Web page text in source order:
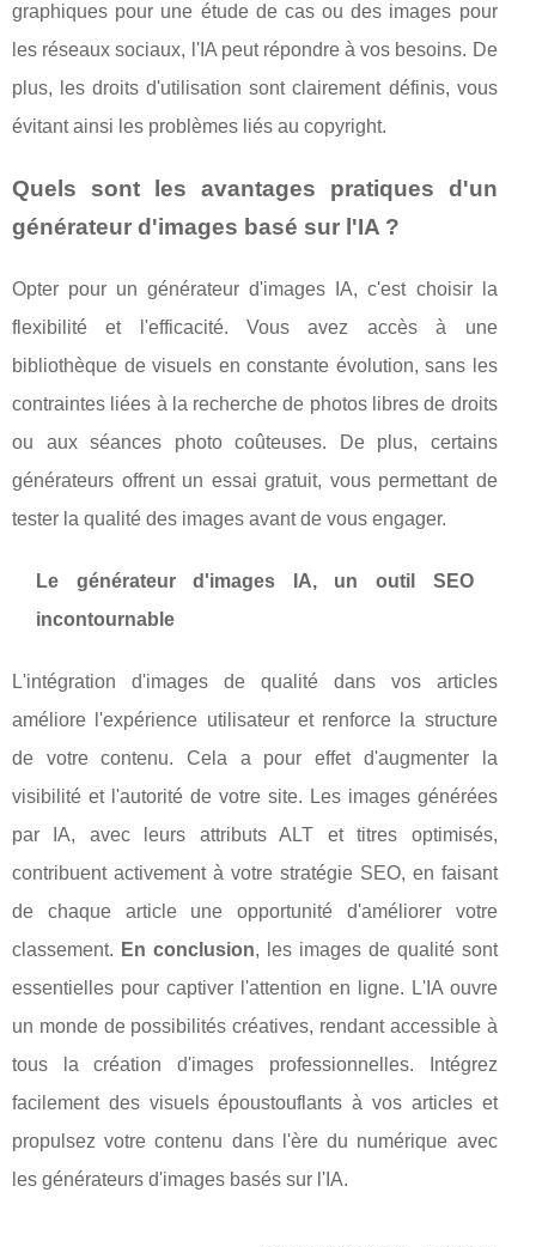
graphiques pour une étude de cas ou des images pour
les réseaux sociaux, l'IA peut répondre à vos besoins. De
plus, les droits d'utilisation sont clairement définis, vous
évitant ainsi les problèmes liés au copyright.
Quels sont les avantages pratiques d'un
générateur d'images basé sur l'IA ?
Opter pour un générateur d'images IA, c'est choisir la
flexibilité et l'efficacité. Vous avez accès à une
bibliothèque de visuels en constante évolution, sans les
contraintes liées à la recherche de photos libres de droits
ou aux séances photo coûteuses. De plus, certains
générateurs offrent un essai gratuit, vous permettant de
tester la qualité des images avant de vous engager.
Le générateur d'images IA, un outil SEO
incontournable
L'intégration d'images de qualité dans vos articles
améliore l'expérience utilisateur et renforce la structure
de votre contenu. Cela a pour effet d'augmenter la
visibilité et l'autorité de votre site. Les images générées
par IA, avec leurs attributs ALT et titres optimisés,
contribuent activement à votre stratégie SEO, en faisant
de chaque article une opportunité d'améliorer votre
classement. En conclusion, les images de qualité sont
essentielles pour captiver l'attention en ligne. L'IA ouvre
un monde de possibilités créatives, rendant accessible à
tous la création d'images professionnelles. Intégrez
facilement des visuels époustouflants à vos articles et
propulsez votre contenu dans l'ère du numérique avec
les générateurs d'images basés sur l'IA.